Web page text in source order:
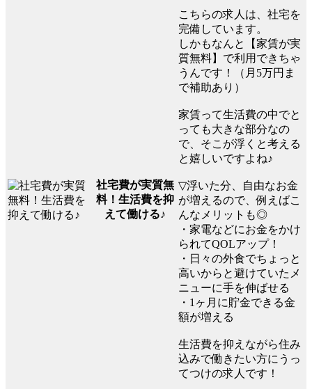
社宅費が実質無
料！生活費を抑
えて働ける♪
こちらの求人は、社宅を
完備しています。
しかもなんと【家賃が実
質無料】で利用できちゃ
うんです！（月5万円ま
で補助あり）
家賃って生活費の中でと
っても大きな部分なの
で、そこが浮くと考える
と嬉しいですよね♪
▽浮いた分、自由なお金
が増えるので、例えばこ
んなメリットも◎
・家電などにお金をかけ
られてQOLアップ！
・日々の外食でちょっと
高いからと避けていたメ
ニューに手を伸ばせる
・1ヶ月に貯金できる金
額が増える
生活費を抑えながら住み
込みで働きたい方にうっ
てつけの求人です！